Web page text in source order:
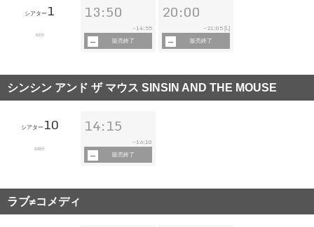
シアター 1
52分
13:50
~14:55
販売終了
20:00
~ 21:05 [L]
販売終了
シンシン アンド ザ マウス SINSIN AND THE MOUSE
シアター10
108分
14:15
~16:10
販売終了
ラブ≠コメディ